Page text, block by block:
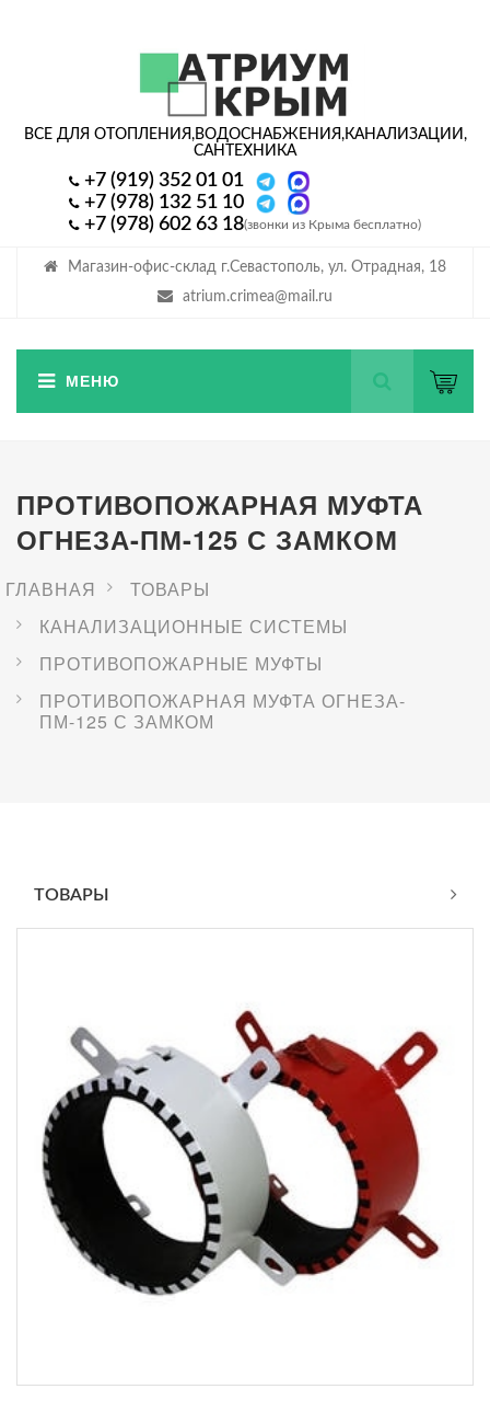
Магазин-офис-склад г.Севастополь, ул. Отрадная, 18
atrium.crimea@mail.ru
ВСЕ ДЛЯ ОТОПЛЕНИЯ,ВОДОСНАБЖЕНИЯ,КАНАЛИЗАЦИИ,
САНТЕХНИКА
+7 (919) 352 01 01
+7 (978) 132 51 10
+7 (978) 602 63 18(звонки из Крыма бесплатно)
ПРОТИВОПОЖАРНАЯ МУФТА
ОГНЕЗА-ПМ-125 С ЗАМКОМ
ГЛАВНАЯ
ТОВАРЫ
КАНАЛИЗАЦИОННЫЕ СИСТЕМЫ
ПРОТИВОПОЖАРНЫЕ МУФТЫ
ПРОТИВОПОЖАРНАЯ МУФТА ОГНЕЗА-
ПМ-125 С ЗАМКОМ
ТОВАРЫ